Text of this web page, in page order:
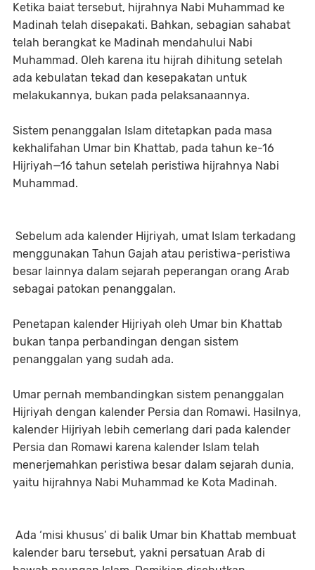
Ketika baiat tersebut, hijrahnya Nabi Muhammad ke
Madinah telah disepakati. Bahkan, sebagian sahabat
telah berangkat ke Madinah mendahului Nabi
Muhammad. Oleh karena itu hijrah dihitung setelah
ada kebulatan tekad dan kesepakatan untuk
melakukannya, bukan pada pelaksanaannya.
Sistem penanggalan Islam ditetapkan pada masa
kekhalifahan Umar bin Khattab, pada tahun ke-16
Hijriyah—16 tahun setelah peristiwa hijrahnya Nabi
Muhammad.
Sebelum ada kalender Hijriyah, umat Islam terkadang
menggunakan Tahun Gajah atau peristiwa-peristiwa
besar lainnya dalam sejarah peperangan orang Arab
sebagai patokan penanggalan.
Penetapan kalender Hijriyah oleh Umar bin Khattab
bukan tanpa perbandingan dengan sistem
penanggalan yang sudah ada.
Umar pernah membandingkan sistem penanggalan
Hijriyah dengan kalender Persia dan Romawi. Hasilnya,
kalender Hijriyah lebih cemerlang dari pada kalender
Persia dan Romawi karena kalender Islam telah
menerjemahkan peristiwa besar dalam sejarah dunia,
yaitu hijrahnya Nabi Muhammad ke Kota Madinah.
Ada ‘misi khusus’ di balik Umar bin Khattab membuat
kalender baru tersebut, yakni persatuan Arab di